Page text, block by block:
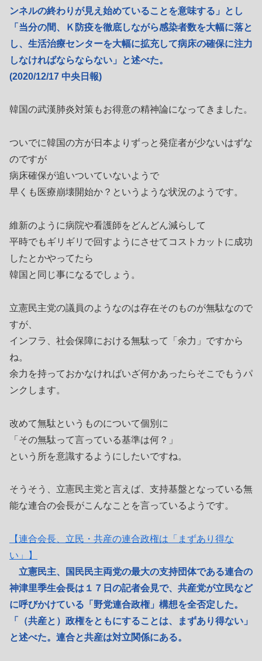
ンネルの終わりが見え始めていることを意味する」とし
「当分の間、Ｋ防疫を徹底しながら感染者数を大幅に落と
し、生活治療センターを大幅に拡充して病床の確保に注力
しなければならならない」と述べた。
(2020/12/17 中央日報)
韓国の武漢肺炎対策もお得意の精神論になってきました。
ついでに韓国の方が日本よりずっと発症者が少ないはずな
のですが
病床確保が追いついていないようで
早くも医療崩壊開始か？というような状況のようです。
維新のように病院や看護師をどんどん減らして
平時でもギリギリで回すようにさせてコストカットに成功
したとかやってたら
韓国と同じ事になるでしょう。
立憲民主党の議員のようなのは存在そのものが無駄なので
すが、
インフラ、社会保障における無駄って「余力」ですから
ね。
余力を持っておかなければいざ何かあったらそこでもうパ
ンクします。
改めて無駄というものについて個別に
「その無駄って言っている基準は何？」
という所を意識するようにしたいですね。
そうそう、立憲民主党と言えば、支持基盤となっている無
能な連合の会長がこんなことを言っているようです。
【連合会長、立民・共産の連合政権は「まずあり得な
い」】
立憲民主、国民民主両党の最大の支持団体である連合の
神津里季生会長は１７日の記者会見で、共産党が立民など
に呼びかけている「野党連合政権」構想を全否定した。
「（共産と）政権をともにすることは、まずあり得ない」
と述べた。連合と共産は対立関係にある。